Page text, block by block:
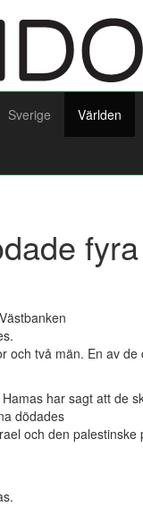
Sverige Världen
och två män. En av
har sagt att de
dödades
och den